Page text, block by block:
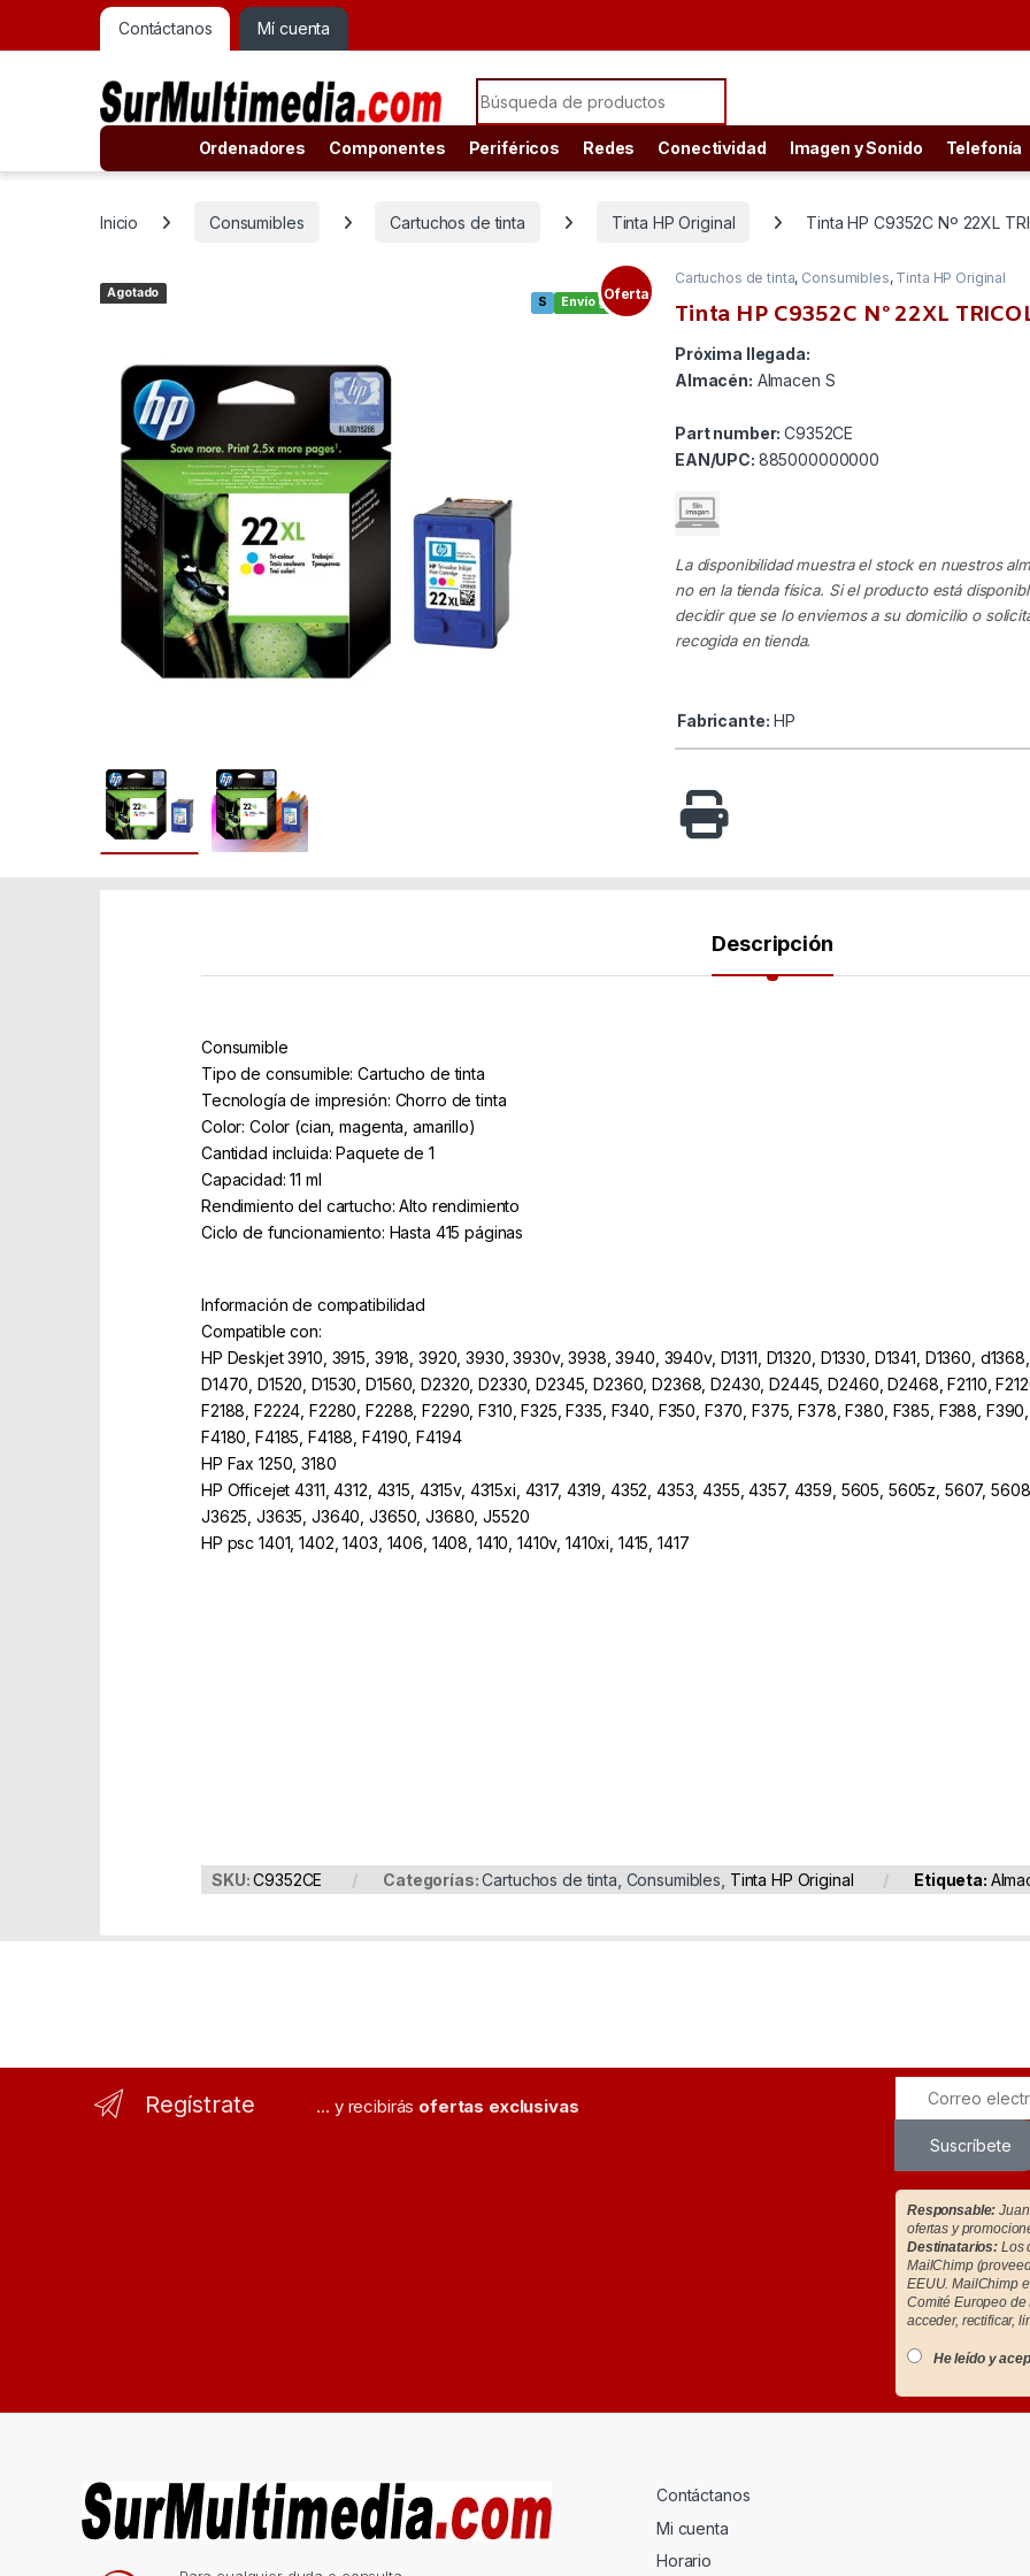
Contáctanos Mí cuenta
Search for:
Ordenadores Componentes Periféricos Redes Conectividad Imagen y Sonido Telefonía
Inicio Consumibles Cartuchos de tinta Tinta HP Original Tinta HP C9352C Nº 22XL
Envío gratis
S
Agotado Oferta
Cartuchos de tinta, Consumibles, Tinta HP Original
Tinta HP C9352C Nº 22XL
Próxima llegada:
Almacén: Almacen S
Part number:C9352CE
EAN/UPC: 885000000000
La disponibilidad muestra el stock en nuestros
no en la tienda física. Si el producto está
decidir que se lo enviemos a su domicilio o
recogida en tienda.
Fabricante: HP
Descripción
Consumible
Tipo de consumible: Cartucho de tinta
Tecnología de impresión: Chorro de tinta
Color: Color (cian, magenta, amarillo)
Cantidad incluida: Paquete de 1
Capacidad: 11 ml
Rendimiento del cartucho: Alto rendimiento
Ciclo de funcionamiento: Hasta 415 páginas
Información de compatibilidad
Compatible con:
HP Deskjet 3910, 3915, 3918, 3920, 3930, 3930v, 3938, 3940, 3940v, D1311, D1320, D1330, D1341, D1360,
D1470, D1520, D1530, D1560, D2320, D2330, D2345, D2360, D2368, D2430, D2445, D2460, D2468, F2110,
F2188, F2224, F2280, F2288, F2290, F310, F325, F335, F340, F350, F370, F375, F378, F380, F385, F388, F390,
F4180, F4185, F4188, F4190, F4194
HP Fax 1250, 3180
HP Officejet 4311, 4312, 4315, 4315v, 4315xi, 4317, 4319, 4352, 4353, 4355, 4357, 4359, 5605, 5605z, 5607,
J3625, J3635, J3640, J3650, J3680, J5520
HP psc 1401, 1402, 1403, 1406, 1408, 1410, 1410v, 1410xi, 1415, 1417
SKU:C9352CE Categorías:Cartuchos de tinta Consumibles Tinta HP Original Etiqueta:
Regístrate ... y recibirás ofertas exclusivas
Suscríbete
Responsable:
ofertas y
Destinatarios: Los
MailChimp
EEUU. MailChimp
Comité Europeo
acceder, rectificar,
He leído y
Contáctanos
Mi cuenta
Horario